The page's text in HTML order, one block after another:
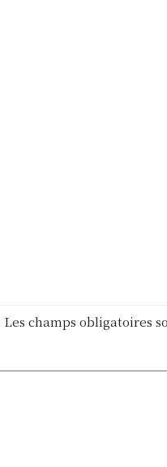
Les champs obligatoires